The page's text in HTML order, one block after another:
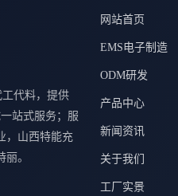
代料，提供
站式服务；服
，山西特能充
。
网站首页
EMS电子制造
ODM研发
产品中心
新闻资讯
关于我们
工厂实景